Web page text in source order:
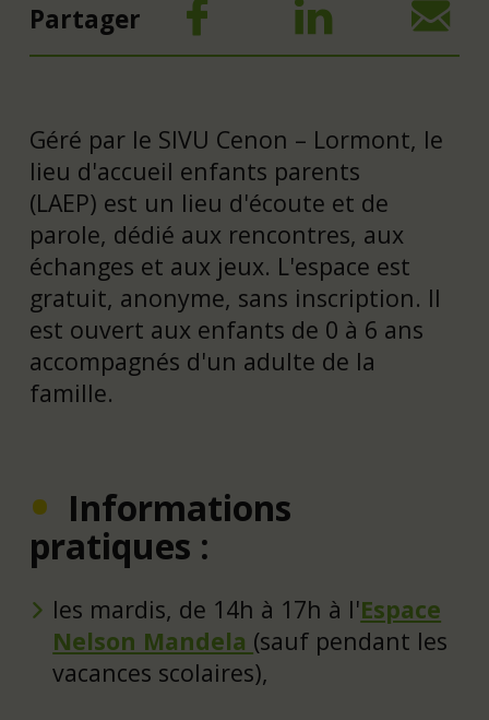
Partager
Géré par le SIVU Cenon – Lormont, le
lieu d'accueil enfants parents
(LAEP) est un lieu d'écoute et de
parole, dédié aux rencontres, aux
échanges et aux jeux. L'espace est
gratuit, anonyme, sans inscription. Il
est ouvert aux enfants de 0 à 6 ans
accompagnés d'un adulte de la
famille.
Informations
pratiques :
les mardis, de 14h à 17h à l'Espace
Nelson Mandela (sauf pendant les
vacances scolaires),